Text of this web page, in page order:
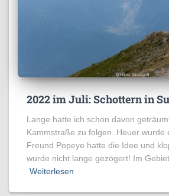
2022 im Juli: Schottern in
Lange hatte ich schon davon
Kammstraße zu folgen. Heuer wurde
Freund Popeye hatte die Idee und
wurde nicht lange gezögert! Im
Weiterlesen